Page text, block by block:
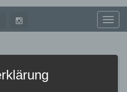
2015 / von